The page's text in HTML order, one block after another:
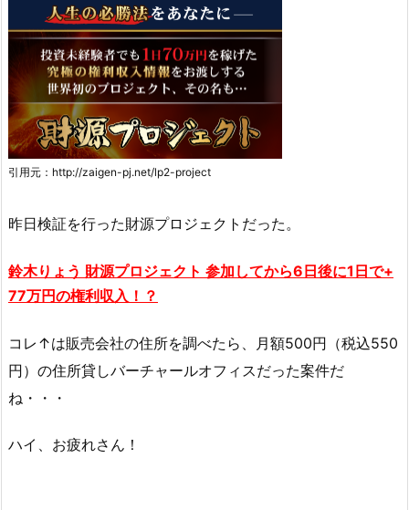
引用元：http://zaigen-pj.net/lp2-project
昨日検証を行った財源プロジェクトだった。
鈴木りょう 財源プロジェクト 参加してから6日後に1日で+
77万円の権利収入！？
コレ↑は販売会社の住所を調べたら、月額500円（税込550
円）の住所貸しバーチャールオフィスだった案件だ
ね・・・
ハイ、お疲れさん！